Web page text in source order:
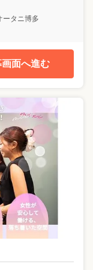
ータニ博多
画面へ進む